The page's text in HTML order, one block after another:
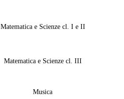
Matematica e Scienze cl. I e II
Matematica e Scienze cl. III
Musica